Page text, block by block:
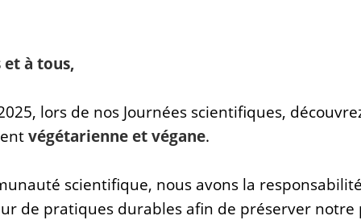
à tous,
lors de nos Journées scientifiques,
végétarienne et végane.
scientifique, nous avons la
de pratiques durables afin de préserver